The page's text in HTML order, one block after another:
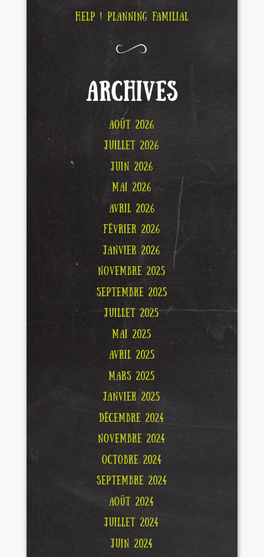
HELP ! PLANNING FAMILIAL
ARCHIVES
AOÛT 2026
JUILLET 2026
JUIN 2026
MAI 2026
AVRIL 2026
FÉVRIER 2026
JANVIER 2026
NOVEMBRE 2025
SEPTEMBRE 2025
JUILLET 2025
MAI 2025
AVRIL 2025
MARS 2025
JANVIER 2025
DÉCEMBRE 2024
NOVEMBRE 2024
OCTOBRE 2024
SEPTEMBRE 2024
AOÛT 2024
JUILLET 2024
JUIN 2024